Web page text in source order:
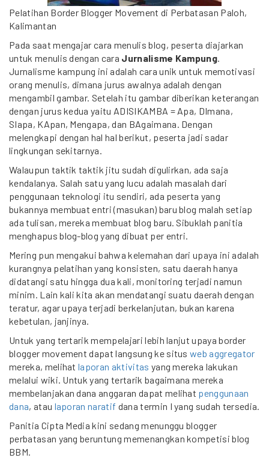
Pelatihan Border Blogger Movement di Perbatasan Paloh,
Kalimantan
Pada saat mengajar cara menulis blog, peserta diajarkan
untuk menulis dengan cara Jurnalisme Kampung
Jurnalisme kampung ini adalah cara unik untuk memotivasi
orang menulis, dimana jurus awalnya adalah dengan
mengambil gambar. Setelah itu gambar diberikan keterangan
dengan jurus kedua yaitu ADISIKAMBA = Apa, DImana,
SIapa, KApan, Mengapa, dan BAgaimana. Dengan
melengkapi dengan hal hal berikut, peserta jadi sadar
lingkungan sekitarnya.
Walaupun taktik taktik jitu sudah digulirkan, ada saja
kendalanya. Salah satu yang lucu adalah masalah dari
penggunaan teknologi itu sendiri, ada peserta yang
bukannya membuat entri (masukan) baru blog malah setiap
ada tulisan, mereka membuat blog baru. Sibuklah panitia
menghapus blog-blog yang dibuat per entri.
Mering pun mengakui bahwa kelemahan dari upaya ini adalah
kurangnya pelatihan yang konsisten, satu daerah hanya
didatangi satu hingga dua kali, monitoring terjadi namun
minim. Lain kali kita akan mendatangi suatu daerah dengan
teratur, agar upaya terjadi berkelanjutan, bukan karena
kebetulan, janjinya.
Untuk yang tertarik mempelajari lebih lanjut upaya border
blogger movement dapat langsung ke situsweb aggregator
mereka, melihatlaporan aktivitas yang mereka lakukan
melalui wiki. Untuk yang tertarik bagaimana mereka
membelanjakan dana anggaran dapat melihat penggunaan
dana, atau laporan naratif dana termin I yang sudah tersedia.
Panitia Cipta Media kini sedang menunggu blogger
perbatasan yang beruntung memenangkan kompetisi blog
BBM.